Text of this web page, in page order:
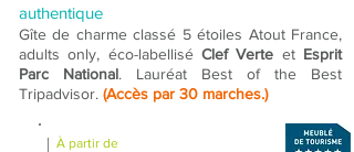
authentique
Gîte de charme classé 5 étoiles Atout France,
adults only, éco-labellisé Clef Verte et Esprit
Parc National. Lauréat Best of the Best
Tripadvisor. (Accès par 30 marches.)
À partir de